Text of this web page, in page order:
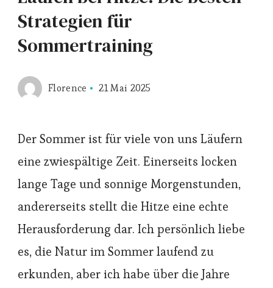
Strategien für
Sommertraining
Florence 21 Mai 2025
Der Sommer ist für viele von uns Läufern
eine zwiespältige Zeit. Einerseits locken
lange Tage und sonnige Morgenstunden,
andererseits stellt die Hitze eine echte
Herausforderung dar. Ich persönlich liebe
es, die Natur im Sommer laufend zu
erkunden, aber ich habe über die Jahre